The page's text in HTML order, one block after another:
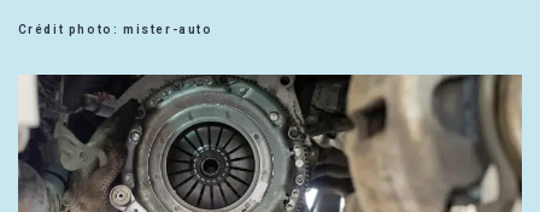
Crédit photo: mister-auto